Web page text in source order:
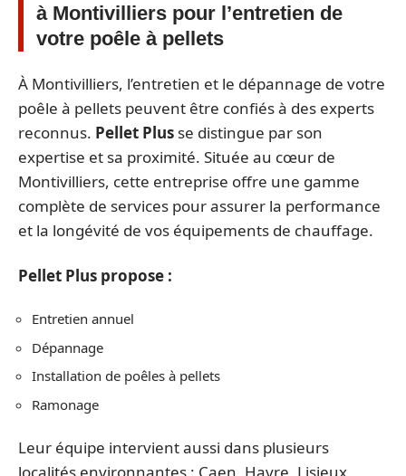
à Montivilliers pour l’entretien de
votre poêle à pellets
À Montivilliers, l’entretien et le dépannage de votre
poêle à pellets peuvent être confiés à des experts
reconnus. Pellet Plus se distingue par son
expertise et sa proximité. Située au cœur de
Montivilliers, cette entreprise offre une gamme
complète de services pour assurer la performance
et la longévité de vos équipements de chauffage.
Pellet Plus propose :
Entretien annuel
Dépannage
Installation de poêles à pellets
Ramonage
Leur équipe intervient aussi dans plusieurs